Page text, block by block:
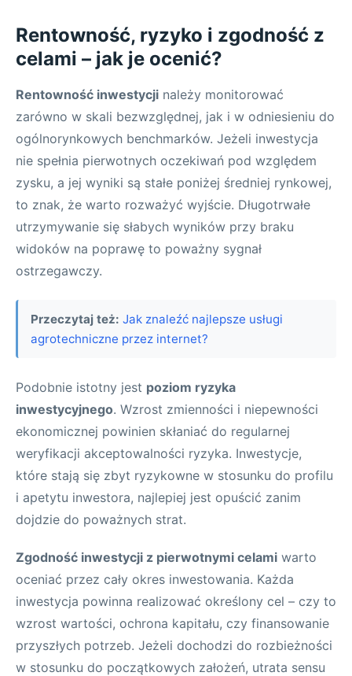
Rentowność, ryzyko i zgodność z
celami – jak je ocenić?
Rentowność inwestycji należy monitorować
zarówno w skali bezwzględnej, jak i w odniesieniu do
ogólnorynkowych benchmarków. Jeżeli inwestycja
nie spełnia pierwotnych oczekiwań pod względem
zysku, a jej wyniki są stałe poniżej średniej rynkowej,
to znak, że warto rozważyć wyjście. Długotrwałe
utrzymywanie się słabych wyników przy braku
widoków na poprawę to poważny sygnał
ostrzegawczy.
Przeczytaj też: Jak znaleźć najlepsze usługi
agrotechniczne przez internet?
Podobnie istotny jest poziom ryzyka
inwestycyjnego. Wzrost zmienności i niepewności
ekonomicznej powinien skłaniać do regularnej
weryfikacji akceptowalności ryzyka. Inwestycje,
które stają się zbyt ryzykowne w stosunku do profilu
i apetytu inwestora, najlepiej jest opuścić zanim
dojdzie do poważnych strat.
Zgodność inwestycji z pierwotnymi celami warto
oceniać przez cały okres inwestowania. Każda
inwestycja powinna realizować określony cel – czy to
wzrost wartości, ochrona kapitału, czy finansowanie
przyszłych potrzeb. Jeżeli dochodzi do rozbieżności
w stosunku do początkowych założeń, utrata sensu